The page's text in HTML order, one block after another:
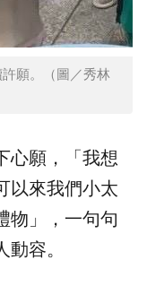
許願。（圖／秀林
心願，「我想
以來我們小太
物」，一句句
容。